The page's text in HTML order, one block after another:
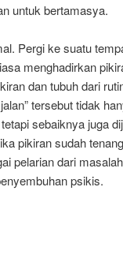
untuk bertamasya.
Pergi ke suatu
menghadirkan
dan tubuh dari
tersebut tidak
sebaiknya juga
pikiran sudah
pelarian dari
psikis.